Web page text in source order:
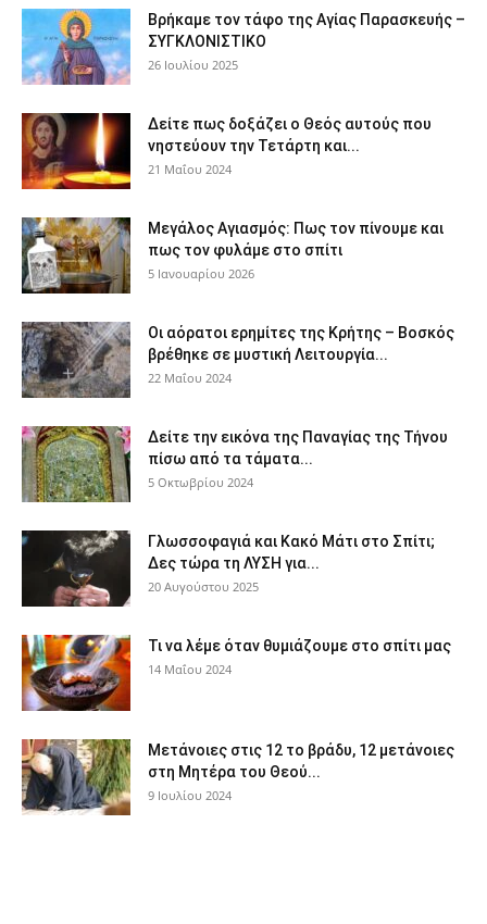
Βρήκαμε τον τάφο της Αγίας Παρασκευής –
ΣΥΓΚΛΟΝΙΣΤΙΚΟ
26 Ιουλίου 2025
Δείτε πως δοξάζει ο Θεός αυτούς που
νηστεύουν την Τετάρτη και...
21 Μαΐου 2024
Μεγάλος Αγιασμός: Πως τον πίνουμε και
πως τον φυλάμε στο σπίτι
5 Ιανουαρίου 2026
Οι αόρατοι ερημίτες της Κρήτης – Βοσκός
βρέθηκε σε μυστική Λειτουργία...
22 Μαΐου 2024
Δείτε την εικόνα της Παναγίας της Τήνου
πίσω από τα τάματα...
5 Οκτωβρίου 2024
Γλωσσοφαγιά και Κακό Μάτι στο Σπίτι;
Δες τώρα τη ΛΥΣΗ για...
20 Αυγούστου 2025
Τι να λέμε όταν θυμιάζουμε στο σπίτι μας
14 Μαΐου 2024
Μετάνοιες στις 12 το βράδυ, 12 μετάνοιες
στη Μητέρα του Θεού...
9 Ιουλίου 2024